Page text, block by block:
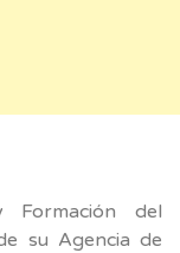
del
su Agencia de